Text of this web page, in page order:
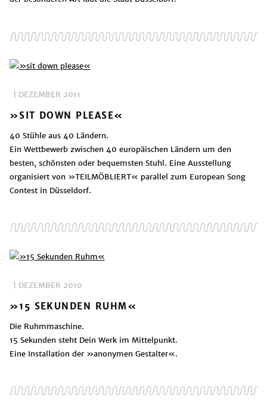
| DEZEMBER 2011
»SIT DOWN PLEASE«
40 Stühle aus 40 Ländern.
Ein Wettbewerb zwischen 40 europäischen Ländern um den
besten, schönsten oder bequemsten Stuhl. Eine Ausstellung
organisiert von »TEILMÖBLIERT« parallel zum European Song
Contest in Düsseldorf.
| DEZEMBER 2010
»15 SEKUNDEN RUHM«
Die Ruhmmaschine.
15 Sekunden steht Dein Werk im Mittelpunkt.
Eine Installation der »anonymen Gestalter«.